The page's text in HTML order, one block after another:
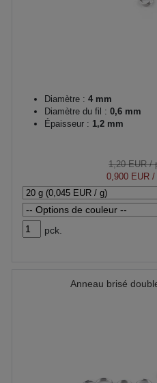
Diamètre : 4 mm
Diamètre du fil : 0,6 mm
Épaisseur : 1,2 mm
1,20 EUR/
0,900 EUR/
pck.
Anneau brisé